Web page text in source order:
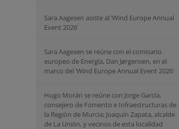
Sara Aagesen asiste al ‘Wind Europe Annual
Event 2026'
Sara Aagesen se reúne con el comisario
europeo de Energía, Dan Jørgensen, en el
marco del ‘Wind Europe Annual Event 2026'
Hugo Morán se reúne con Jorge García,
consejero de Fomento e Infraestructuras de
la Región de Murcia; Joaquín Zapata, alcalde
de La Unión, y vecinos de esta localidad